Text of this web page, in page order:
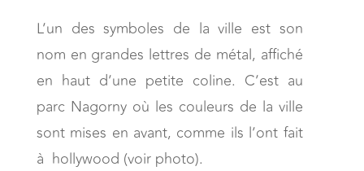
L’un des symboles de la ville est son
nom en grandes lettres de métal, affiché
en haut d’une petite coline. C’est au
parc Nagorny où les couleurs de la ville
sont mises en avant, comme ils l’ont fait
à hollywood (voir photo).